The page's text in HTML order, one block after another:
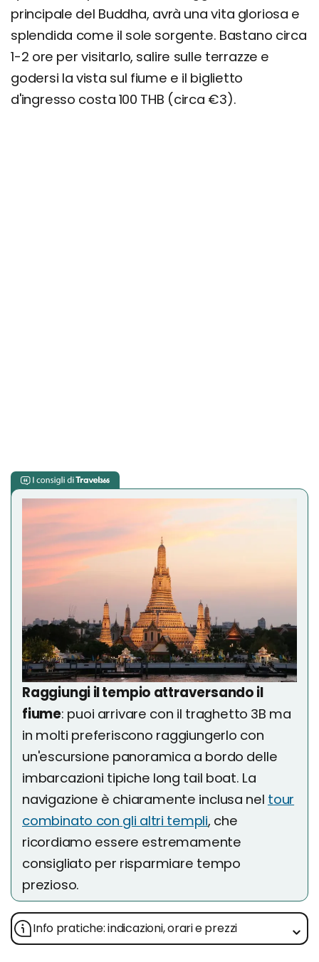
principale del Buddha, avrà una vita gloriosa e
splendida come il sole sorgente. Bastano circa
1-2 ore per visitarlo, salire sulle terrazze e
godersi la vista sul fiume e il biglietto
d'ingresso costa 100 THB (circa €3).
Raggiungi il tempio attraversando il
fiume: puoi arrivare con il traghetto 3B ma
in molti preferiscono raggiungerlo con
un'escursione panoramica a bordo delle
imbarcazioni tipiche long tail boat. La
navigazione è chiaramente inclusa nel tour
combinato con gli altri templi, che
ricordiamo essere estremamente
consigliato per risparmiare tempo
prezioso.
Info pratiche: indicazioni, orari e prezzi